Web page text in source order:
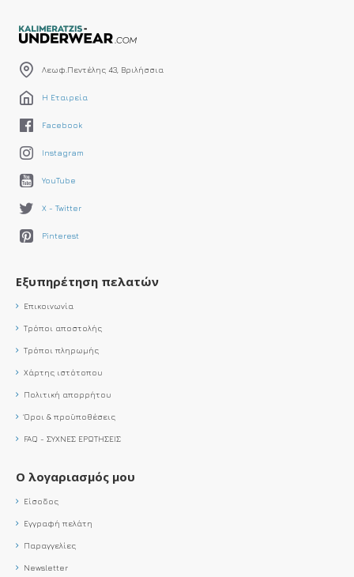
Λεωφ.Πεντέλης 43, Βριλήσσια
Η Εταιρεία
Facebook
Instagram
YouTube
X - Twitter
Pinterest
Εξυπηρέτηση πελατών
Επικοινωνία
Τρόποι αποστολής
Τρόποι πληρωμής
Χάρτης ιστότοπου
Πολιτική απορρήτου
Όροι & προϋποθέσεις
FAQ - ΣΥΧΝΕΣ ΕΡΩΤΗΣΕΙΣ
Ο λογαριασμός μου
Είσοδος
Εγγραφή πελάτη
Παραγγελίες
Newsletter